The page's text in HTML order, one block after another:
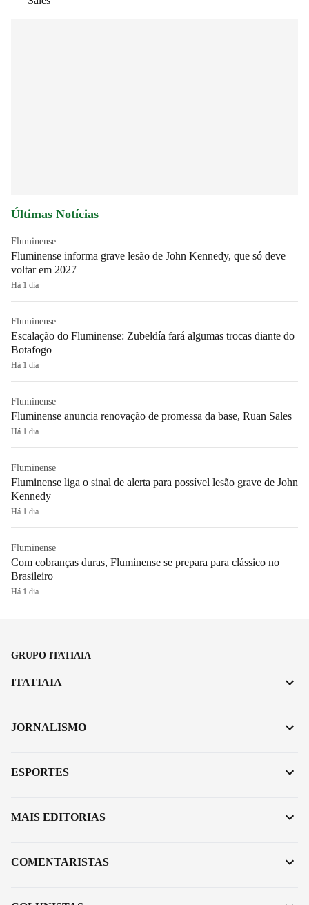
Últimas Notícias
Fluminense
Fluminense informa grave lesão de John Kennedy, que só deve
voltar em 2027
Há 1 dia
Fluminense
Escalação do Fluminense: Zubeldía fará algumas trocas diante do
Botafogo
Há 1 dia
Fluminense
Fluminense anuncia renovação de promessa da base, Ruan Sales
Há 1 dia
Fluminense
Fluminense liga o sinal de alerta para possível lesão grave de John
Kennedy
Há 1 dia
Fluminense
Com cobranças duras, Fluminense se prepara para clássico no
Brasileiro
Há 1 dia
GRUPO ITATIAIA
ITATIAIA
JORNALISMO
ESPORTES
MAIS EDITORIAS
COMENTARISTAS